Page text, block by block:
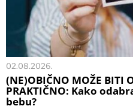
02.08.2026.
(NE)OBIČNO MOŽE BITI
PRAKTIČNO: Kako
bebu?